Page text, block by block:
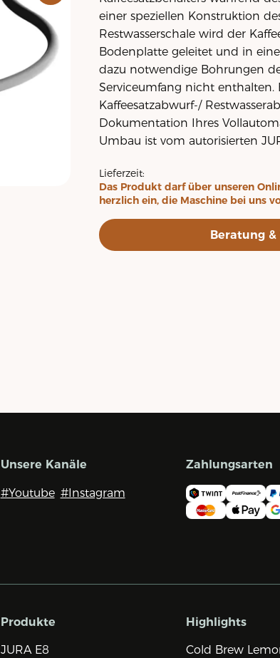
einer speziellen Konstruktion
Restwasserschale wird der
Bodenplatte geleitet und in
dazu notwendige Bohrungen
Serviceumfang nicht
Kaffeesatzabwurf-/
Dokumentation Ihres
Umbau ist vom autorisierten
Lieferzeit:
Das Produkt darf über unseren
herzlich ein, die Maschine bei uns
Beratung
Unsere Kanäle
#Youtube #Instagram
Zahlungsarten
Produkte
JURA E8
Highlights
Cold Brew